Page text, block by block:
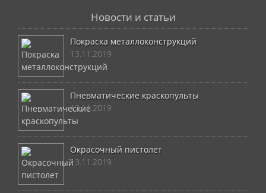
Новости и статьи
Покраска металлоконструкций
13.11.2019
Пневматические краскопульты
13.11.2019
Окрасочный пистолет
13.11.2019